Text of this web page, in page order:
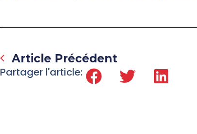
Article Précédent
Partager l'article: